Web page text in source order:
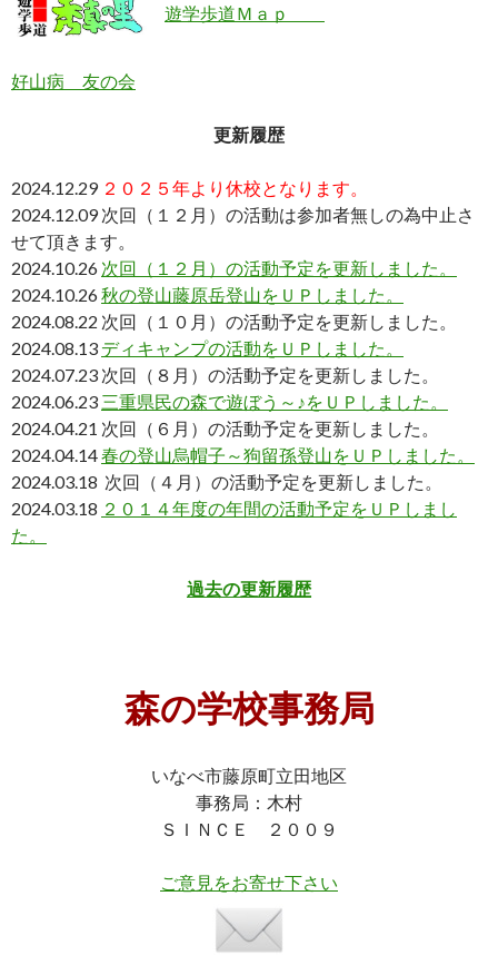
遊学歩道Ｍａｐ
好山病 友の会
更新履歴
2024.12.29 ２０２５年より休校となります。
2024.12.09 次回（１２月）の活動は参加者無しの為中止さ
せて頂きます。
2024.10.26 次回（１２月）の活動予定を更新しました。
2024.10.26秋の登山藤原岳登山をＵＰしました。
2024.08.22 次回（１０月）の活動予定を更新しました。
2024.08.13 ディキャンプの活動をＵＰしました。
2024.07.23 次回（８月）の活動予定を更新しました。
2024.06.23 三重県民の森で遊ぼう～♪をＵＰしました。
2024.04.21 次回（６月）の活動予定を更新しました。
2024.04.14春の登山烏帽子～狗留孫登山をＵＰしました。
2024.03.18 次回（４月）の活動予定を更新しました。
2024.03.18 ２０１４年度の年間の活動予定をＵＰしまし
た。
過去の更新履歴
森の学校事務局
いなべ市藤原町立田地区
事務局：木村
ＳＩＮＣＥ ２００９
ご意見をお寄せ下さい